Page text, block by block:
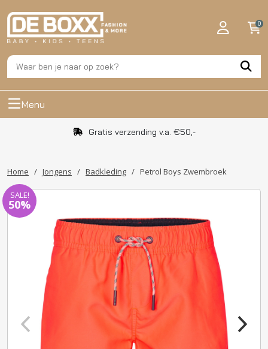
0
Menu
Gratis verzending v.a. €50,-
Home / Jongens / Badkleding / Petrol Boys Zwembroek
SALE!
50%